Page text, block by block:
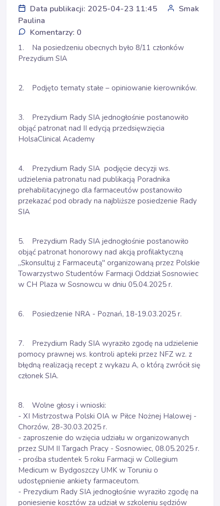
Data publikacji: 2025-04-23 11:45
Smak
Paulina
Komentarzy: 0
1. Na posiedzeniu obecnych było 8/11 członków
Prezydium SIA
2. Podjęto tematy stałe – opiniowanie kierowników.
3. Prezydium Rady SIA jednogłośnie postanowiło
objąć patronat nad II edycją przedsięwzięcia
HolsaClinical Academy
4. Prezydium Rady SIA podjęcie decyzji ws.
udzielenia patronatu nad publikacją Poradnika
prehabilitacyjnego dla farmaceutów postanowiło
przekazać pod obrady na najbliższe posiedzenie Rady
SIA
5. Prezydium Rady SIA jednogłośnie postanowiło
objąć patronat honorowy nad akcją profilaktyczną
„Skonsultuj z Farmaceutą" organizowaną przez Polskie
Towarzystwo Studentów Farmacji Oddział Sosnowiec
w CH Plaza w Sosnowcu w dniu 05.04.2025 r.
6. Posiedzenie NRA - Poznań, 18-19.03.2025 r.
7. Prezydium Rady SIA wyraziło zgodę na udzielenie
pomocy prawnej ws. kontroli apteki przez NFZ wz. z
błędną realizacją recept z wykazu A, o którą zwrócił się
członek SIA.
8. Wolne głosy i wnioski:
- XI Mistrzostwa Polski OIA w Piłce Nożnej Halowej -
Chorzów, 28-30.03.2025 r.
- zaproszenie do wzięcia udziału w organizowanych
przez SUM II Targach Pracy - Sosnowiec, 08.05.2025 r.
- prośba studentek 5 roku Farmacji w Collegium
Medicum w Bydgoszczy UMK w Toruniu o
udostępnienie ankiety farmaceutom.
- Prezydium Rady SIA jednogłośnie wyraziło zgodę na
poniesienie kosztów za udział w szkoleniu sędziów